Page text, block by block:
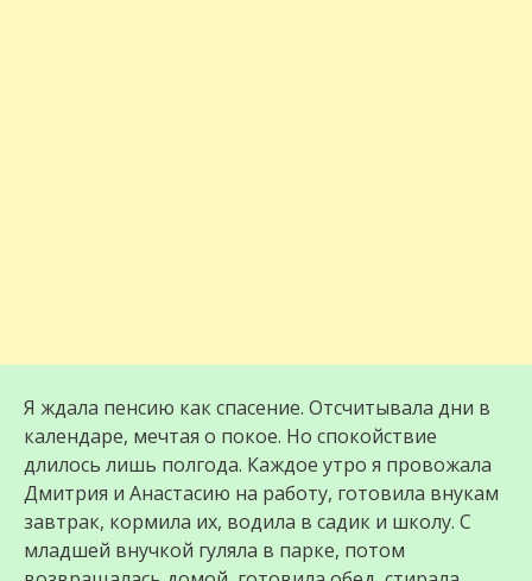
Я ждала пенсию как спасение. Отсчитывала дни в
календаре, мечтая о покое. Но спокойствие
длилось лишь полгода. Каждое утро я провожала
Дмитрия и Анастасию на работу, готовила внукам
завтрак, кормила их, водила в садик и школу. С
младшей внучкой гуляла в парке, потом